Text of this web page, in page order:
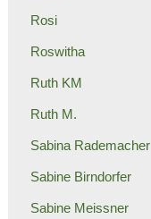
Rosi
Roswitha
Ruth KM
Ruth M.
Sabina Rademacher
Sabine Birndorfer
Sabine Meissner